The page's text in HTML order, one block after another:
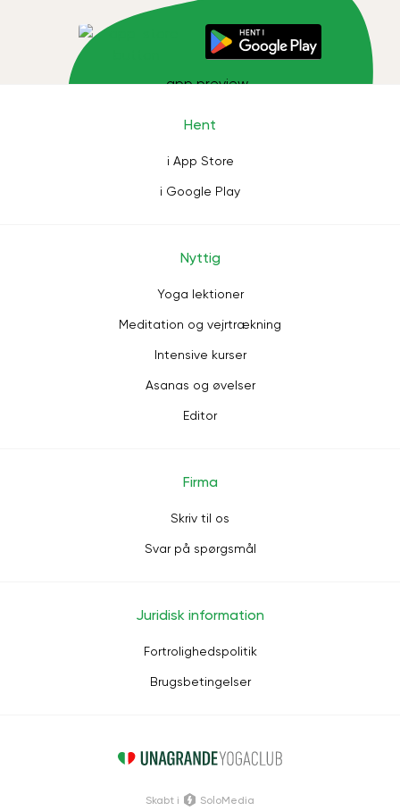
Hent
i App Store
i Google Play
Nyttig
Yoga lektioner
Meditation og vejrtrækning
Intensive kurser
Asanas og øvelser
Editor
Firma
Skriv til os
Svar på spørgsmål
Juridisk information
Fortrolighedspolitik
Brugsbetingelser
Skabt i SoloMedia